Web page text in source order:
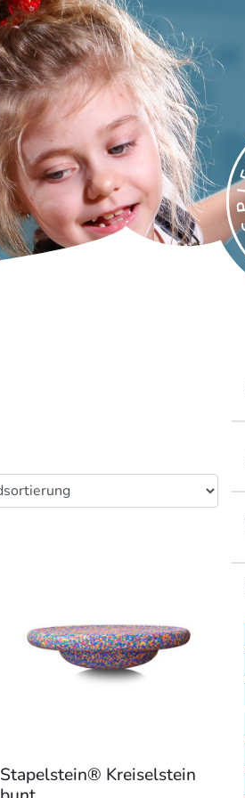
Stapelstein® Kreiselstein